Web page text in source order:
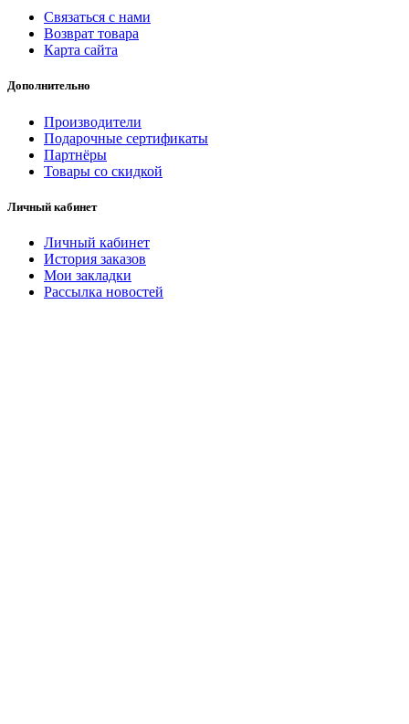
Связаться с нами
Возврат товара
Карта сайта
Дополнительно
Производители
Подарочные сертификаты
Партнёры
Товары со скидкой
Личный кабинет
Личный кабинет
История заказов
Мои закладки
Рассылка новостей